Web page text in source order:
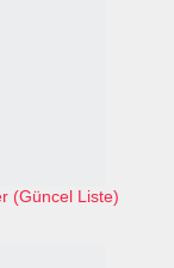
(Güncel Liste)